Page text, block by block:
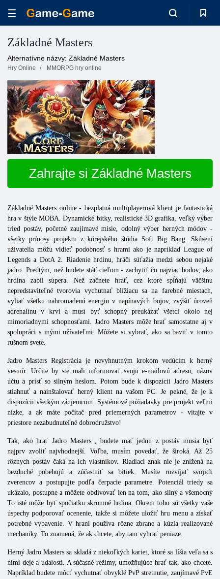
Základné Masters
Alternatívne názvy: Základné Masters
Hry Online MMORPG hry online
Zahrajte si Základné Masters
Základné Masters online - bezplatná multiplayerová klient je fantastická
hra v štýle MOBA. Dynamické bitky, realistické 3D grafika, veľký výber
tried postáv, početné zaujímavé misie, odolný výber herných módov -
všetky prínosy projektu z kórejského štúdia Soft Big Bang. Skúsení
užívatelia môžu vidieť podobnosť s hrami ako je napríklad League of
Legends a DotA 2. Riadenie hrdinu, hráči súťažia medzi sebou nejaké
jadro. Predtým, než budete stáť cieľom - zachytiť čo najviac bodov, ako
hrdina zabil súpera. Než začnete hrať, cez ktoré spĺňajú väčšinu
nepredstaviteľné tvorovia vychutnať blížiacu sa na farebné miestach,
vyliať všetku nahromadenú energiu v napínavých bojov, zvýšiť úroveň
adrenalínu v krvi a musí byť schopný preukázať všetci okolo nej
mimoriadnymi schopnosťami. Jadro Masters môže hrať samostatne aj v
spolupráci s inými užívateľmi. Môžete si vybrať, ako sa baviť v tomto
rušnom svete.
JadroMastersRegistrácia je nevyhnutným krokom vedúcim k herný
vesmír. Určite by ste mali informovať svoju e-mailovú adresu, názov
účtu a prísť so silným heslom. Potom bude k dispozícii JadroMasters
stiahnuť a nainštalovať herný klient na vašom PC. Je pekné, že je k
dispozícii všetkým záujemcom. Systémové požiadavky pre projekt veľmi
nízke, a ak máte počítač pred priemerných parametrov - vitajte v
priestore nezabudnuteľné dobrodružstvo!
Tak, ako hrať Jadro Masters , budete mať jednu z postáv musia byť
najprv zvoliť najvhodnejší. Voľba, musím povedať, že široká. Až 25
rôznych postáv čaká na ich vlastníkov. Riadiaci znak nie je znížená na
bezduché pobehujú a zúčastniť sa bitiek. Musíte rozvíjať svojich
zverencov a postupujte podľa čerpacie parametre. Potenciál triedy sa
ukázalo, postupne a môžete obdivovať len na tom, ako silný a všemocný
To isté môže byť spočiatku skromné ​​hrdina. Okrem toho sú všetky vaše
úspechy podporovať ocenenie, takže si môžete uložiť hru menu a získať
potrebné vybavenie. V hraní používa rôzne zbrane a kúzla realizované
mechaniky. To znamená, že ak chcete, aby tam vyhrať peniaze.
HernýJadroMasterssa skladá z niekoľkých kariet, ktoré sa líšia veľa sa s
nimi deje a udalosti. A súčasné režimy, umožňujúce hrať tak, ako chcete.
Napríklad budete môcť vychutnať obvyklé PvP stretnutie, zaujímavé PvE